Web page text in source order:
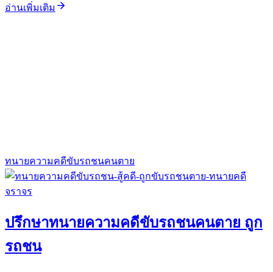
อ่านเพิ่มเติม
ทนายความคดีขับรถชนคนตาย
ปรึกษาทนายความคดีขับรถชนคนตาย ถูก
รถชน